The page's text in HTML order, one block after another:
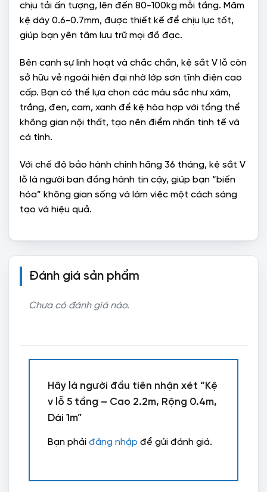
chịu tải ấn tượng, lên đến 80-100kg mỗi tầng. Mâm
kệ dày 0.6-0.7mm, được thiết kế để chịu lực tốt,
giúp bạn yên tâm lưu trữ mọi đồ đạc.
Bên cạnh sự linh hoạt và chắc chắn, kệ sắt V lỗ còn
sở hữu vẻ ngoài hiện đại nhờ lớp sơn tĩnh điện cao
cấp. Bạn có thể lựa chọn các màu sắc như xám,
trắng, đen, cam, xanh để kệ hòa hợp với tổng thể
không gian nội thất, tạo nên điểm nhấn tinh tế và
cá tính.
Với chế độ bảo hành chính hãng 36 tháng, kệ sắt V
lỗ là người bạn đồng hành tin cậy, giúp bạn “biến
hóa” không gian sống và làm việc một cách sáng
tạo và hiệu quả.
Đánh giá sản phẩm
Chưa có đánh giá nào.
Hãy là người đầu tiên nhận xét “Kệ
v lỗ 5 tầng – Cao 2.2m, Rộng 0.4m,
Dài 1m”
Bạn phải đăng nhập để gửi đánh giá.